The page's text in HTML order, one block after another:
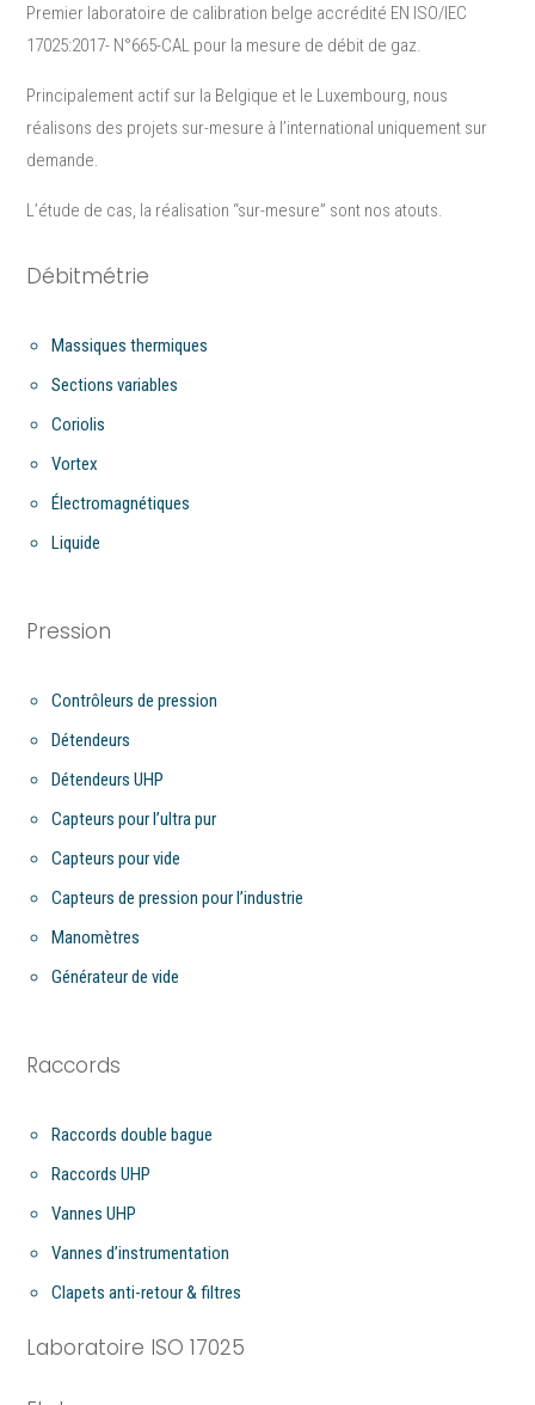
Premier laboratoire de calibration belge accrédité EN ISO/IEC
17025:2017- N°665-CAL pour la mesure de débit de gaz.
Principalement actif sur la Belgique et le Luxembourg, nous
réalisons des projets sur-mesure à l’international uniquement sur
demande.
L’étude de cas, la réalisation “sur-mesure”​ sont nos atouts.
Débitmétrie
Massiques thermiques
Sections variables
Coriolis
Vortex
Électromagnétiques
Liquide
Pression
Contrôleurs de pression
Détendeurs
Détendeurs UHP
Capteurs pour l’ultra pur
Capteurs pour vide
Capteurs de pression pour l’industrie
Manomètres
Générateur de vide
Raccords
Raccords double bague
Raccords UHP
Vannes UHP
Vannes d’instrumentation
Clapets anti-retour & filtres
Laboratoire ISO 17025